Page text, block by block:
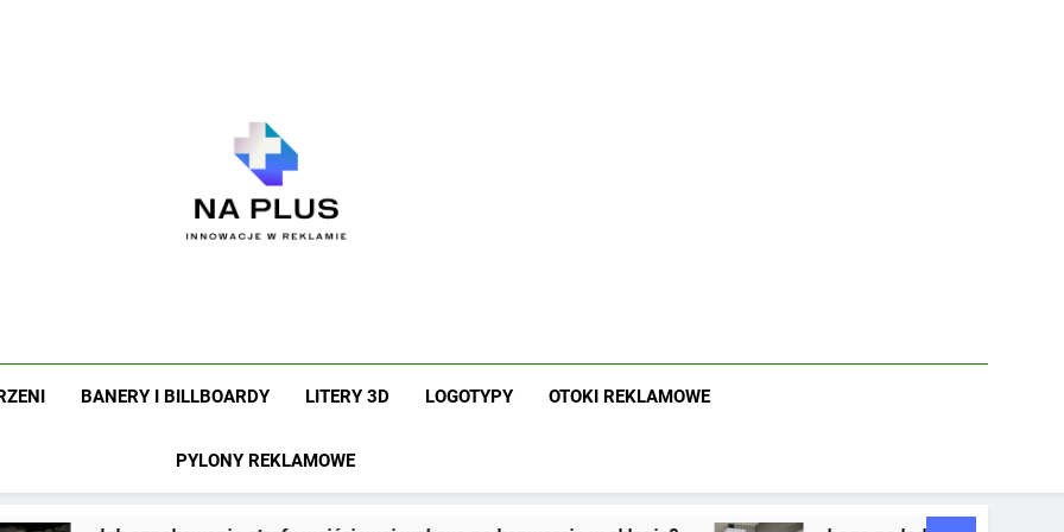
Na Plus
BANERY I BILLBOARDY LITERY 3D LOGOTYPY OTOKI REKLAMOWE
PYLONY REKLAMOWE